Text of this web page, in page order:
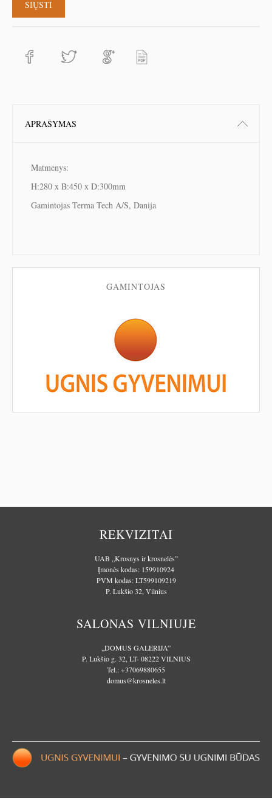
APRAŠYMAS
Matmenys:
H:280 x B:450 x D:300mm
Gamintojas Terma Tech A/S, Danija
GAMINTOJAS
REKVIZITAI
UAB „Krosnys ir krosnelės”
Įmonės kodas: 159910924
PVM kodas: LT599109219
P. Lukšio 32, Vilnius
SALONAS VILNIUJE
„DOMUS GALERIJA”
P. Lukšio g. 32, LT- 08222 VILNIUS
Tel.:+37069880655
domus@krosneles.lt